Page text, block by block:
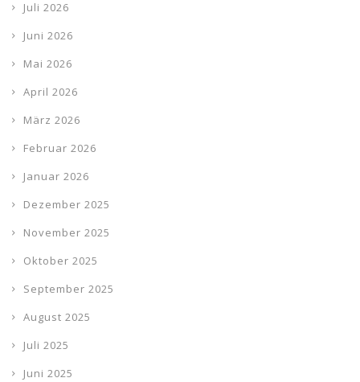
Juli 2026
Juni 2026
Mai 2026
April 2026
März 2026
Februar 2026
Januar 2026
Dezember 2025
November 2025
Oktober 2025
September 2025
August 2025
Juli 2025
Juni 2025